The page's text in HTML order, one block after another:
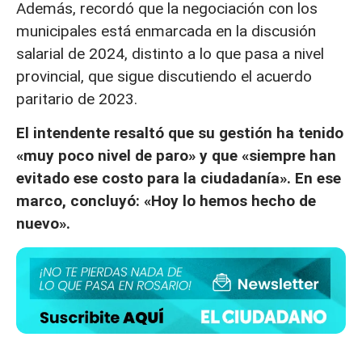
Además, recordó que la negociación con los
municipales está enmarcada en la discusión
salarial de 2024, distinto a lo que pasa a nivel
provincial, que sigue discutiendo el acuerdo
paritario de 2023.
El intendente resaltó que su gestión ha tenido
«muy poco nivel de paro» y que «siempre han
evitado ese costo para la ciudadanía». En ese
marco, concluyó: «Hoy lo hemos hecho de
nuevo».